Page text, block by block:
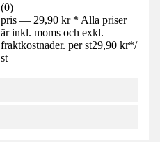
(0)
pris — 29,90 kr * Alla priser
är inkl. moms och exkl.
fraktkostnader. per st29,90 kr*/
st